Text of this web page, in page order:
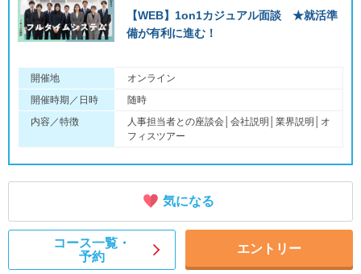
【WEB】1on1カジュアル面談 ★就活準
備が有利に進む！
開催地
オンライン
開催時期／日時
随時
内容／特徴
人事担当者との座談会│会社説明│業界説明│オ
フィスツアー
気になる
コース一覧・
予約
エントリー